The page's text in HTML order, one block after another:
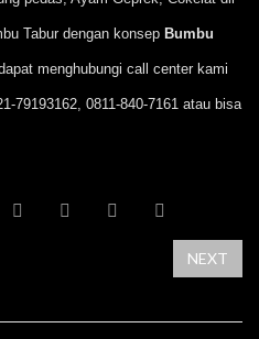
Tabur dengan konsep Bumbu
menghubungi call center kami
79193162, 0811-840-7161 atau bisa
NEXT